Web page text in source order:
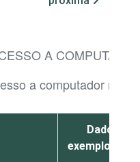
A
a computador no
Dados
exemplo,